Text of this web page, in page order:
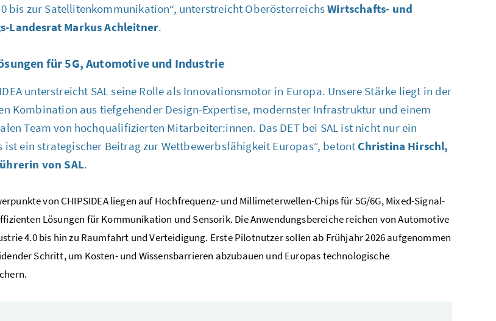
bis zur Satellitenkommunikation“, unterstreicht OberösterreichsWirtschafts- und
Landesrat Markus Achleitner.
für 5G,Automotiveund Industrie
unterstreicht SAL seine Rolle als Innovationsmotor in Europa. Unsere Stärke liegt in der
Kombination aus tiefgehender Design-Expertise, modernster Infrastruktur und einem
Team von hochqualifizierten Mitarbeiter:innen. Das DET bei SAL ist nicht nur ein
ist ein strategischer Beitrag zur Wettbewerbsfähigkeit Europas“, betont Christina Hirschl,
von SAL.
von CHIPSIDEAliegen auf Hochfrequenz- und Millimeterwellen-Chipsfür 5G/6G,Mixed-Signal-
Lösungen für Kommunikation und Sensorik. Die Anwendungsbereiche reichen vonAutomotive
4.0 bis hin zu Raumfahrt und Verteidigung. Erste Pilotnutzer sollen ab Frühjahr 2026 aufgenommen
Schritt, um Kosten- und Wissensbarrieren abzubauen und Europas technologische